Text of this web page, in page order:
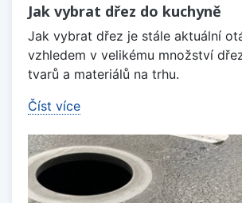
Jak vybrat dřez do kuchyně
Jak vybrat dřez je stále aktuální
vzhledem v velikému množství
tvarů a materiálů na trhu.
Číst více